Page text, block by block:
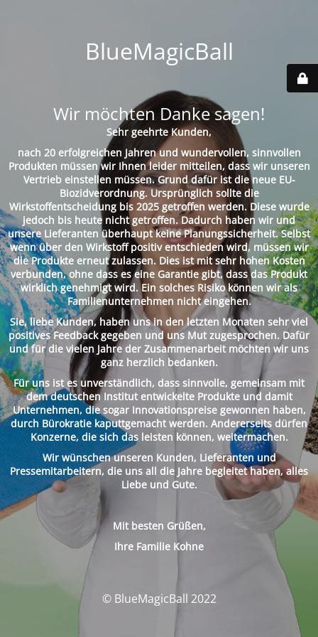
BlueMagicBall
Wir möchten Danke sagen!
Sehr geehrte Kunden,
nach 20 erfolgreichen Jahren und wundervollen, sinnvollen
Produkten müssen wir Ihnen leider mitteilen, dass wir unseren
Vertrieb einstellen müssen. Grund dafür ist die neue EU-
Biozidverordnung. Ursprünglich sollte die
Wirkstoffentscheidung bis 2025 getroffen werden. Diese wurde
jedoch bis heute nicht getroffen. Dadurch haben wir und
unsere Lieferanten überhaupt keine Planungssicherheit. Selbst
wenn über den Wirkstoff positiv entschieden wird, müssen wir
die Produkte erneut zulassen. Dies ist mit sehr hohen Kosten
verbunden, ohne dass es eine Garantie gibt, dass das Produkt
wirklich genehmigt wird. Ein solches Risiko können wir als
Familienunternehmen nicht eingehen.
Sie, liebe Kunden, haben uns in den letzten Monaten sehr viel
positives Feedback gegeben und uns Mut zugesprochen. Dafür
und für die vielen Jahre der Zusammenarbeit möchten wir uns
ganz herzlich bedanken.
Für uns ist es unverständlich, dass sinnvolle, gemeinsam mit
dem deutschen Institut entwickelte Produkte und damit
Unternehmen, die sogar Innovationspreise gewonnen haben,
durch Bürokratie kaputtgemacht werden. Andererseits dürfen
Konzerne, die sich das leisten können, weitermachen.
Wir wünschen unseren Kunden, Lieferanten und
Pressemitarbeitern, die uns all die Jahre begleitet haben, alles
Liebe und Gute.
Mit besten Grüßen,
Ihre Familie Kohne
© BlueMagicBall 2022